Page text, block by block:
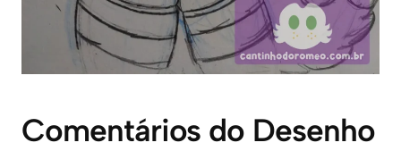
Comentários do Desenho